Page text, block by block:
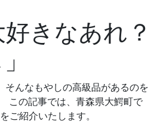
きなあれ？
んなもやしの高級品があるのを
この記事では、青森県大鰐町で
ご紹介いたします。